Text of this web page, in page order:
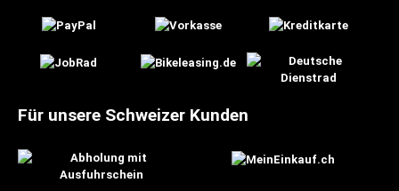
Für unsere Schweizer Kunden